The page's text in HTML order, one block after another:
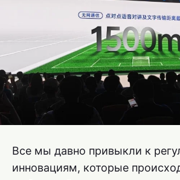
Все мы давно привыкли к
инновациям, которые